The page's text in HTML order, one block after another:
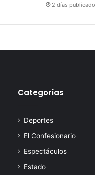
2 días publicado
Categorías
Deportes
El Confesionario
Espectáculos
Estado